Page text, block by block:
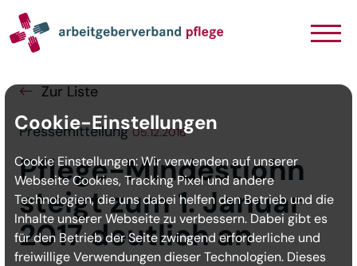
Navigation
Inhalt
Seitenabschluss
Zur Liste
Pressemitteilung 05.12.2016
Pflege-Mindestlohn
steigt zum 1. Januar
2017 deutlich an
Cookie-Einstellungen
Cookie Einstellungen: Wir verwenden auf unserer
Webseite Cookies, Tracking Pixel und andere
Technologien, die uns dabei helfen den Betrieb und die
Inhalte unserer Webseite zu verbessern. Dabei gibt es
für den Betrieb der Seite zwingend erforderliche und
freiwillige Verwendungen dieser Technologien. Dieses